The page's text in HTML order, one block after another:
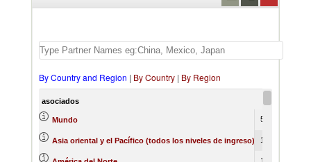
By Country and Region | By Country | By Region
asociados
Mundo 5877966
Asia oriental y el Pacífico (todos los niveles de ingreso) 1595947
1364262